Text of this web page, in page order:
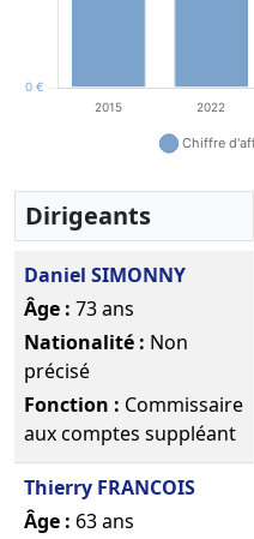
Dirigeants
Daniel SIMONNY
Âge : 73 ans
Nationalité : Non
précisé
Fonction : Commissaire
aux comptes suppléant
Thierry FRANCOIS
Âge : 63 ans